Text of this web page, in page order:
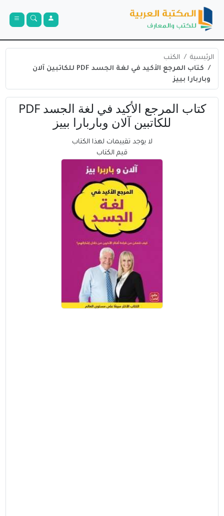
الرئيسية
الكتب
كتاب المرجع الأكيد في لغة الجسد PDF للكاتبين آلان
وباربارا بييز
كتاب المرجع الأكيد في لغة الجسد PDF
للكاتبين آلان وباربارا بييز
لا يوجد تقييمات لهذا الكتاب
قيم الكتاب